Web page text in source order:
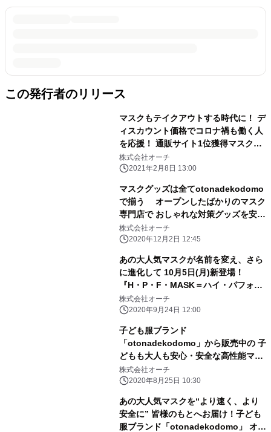
この発行者のリリース
マスクもテイクアウトする時代に！ デ
ィスカウント価格でコロナ禍も働く人
を応援！ 通販サイト1位獲得マスクで
2021年も健康に乗り切ろう！
株式会社オーチ
2021年2月8日 13:00
マスクグッズは全てotonadekodomo
で揃う オープンしたばかりのマスク
専門店で おしゃれな対策グッズを安全
にお買い物！
株式会社オーチ
2020年12月2日 12:45
あの大人気マスクが名前を変え、さら
に進化して 10月5日(月)新登場！
『H・P・F・MASK＝ハイ・パフォー
マンス・フェイス・マスク』 ～ふわり
とフィットで「あなたを守る」高性能
株式会社オーチ
2020年9月24日 12:00
子ども服ブランド
「otonadekodomo」から販売中の 子
どもも大人も安心・安全な高性能マス
ク 売り上げ枚数合計15万枚を突
破！
株式会社オーチ
2020年8月25日 10:30
あの大人気マスクを“より速く、より
安全に” 皆様のもとへお届け！子ども
服ブランド「otonadekodomo」 オフ